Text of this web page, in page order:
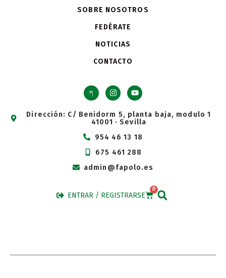
SOBRE NOSOTROS
FEDÉRATE
NOTICIAS
CONTACTO
Dirección: C/ Benidorm 5, planta baja, modulo 1
41001 · Sevilla
954 46 13 18
675 461 288
admin@fapolo.es
ENTRAR / REGISTRARSE
0